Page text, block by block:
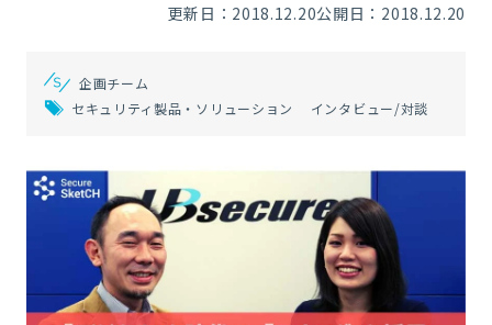
更新日：2018.12.20公開日：2018.12.20
企画チーム
セキュリティ製品・ソリューション
インタビュー/対談